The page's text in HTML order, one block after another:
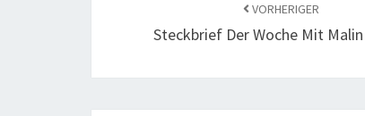
VORHERIGER
Steckbrief Der Woche Mit